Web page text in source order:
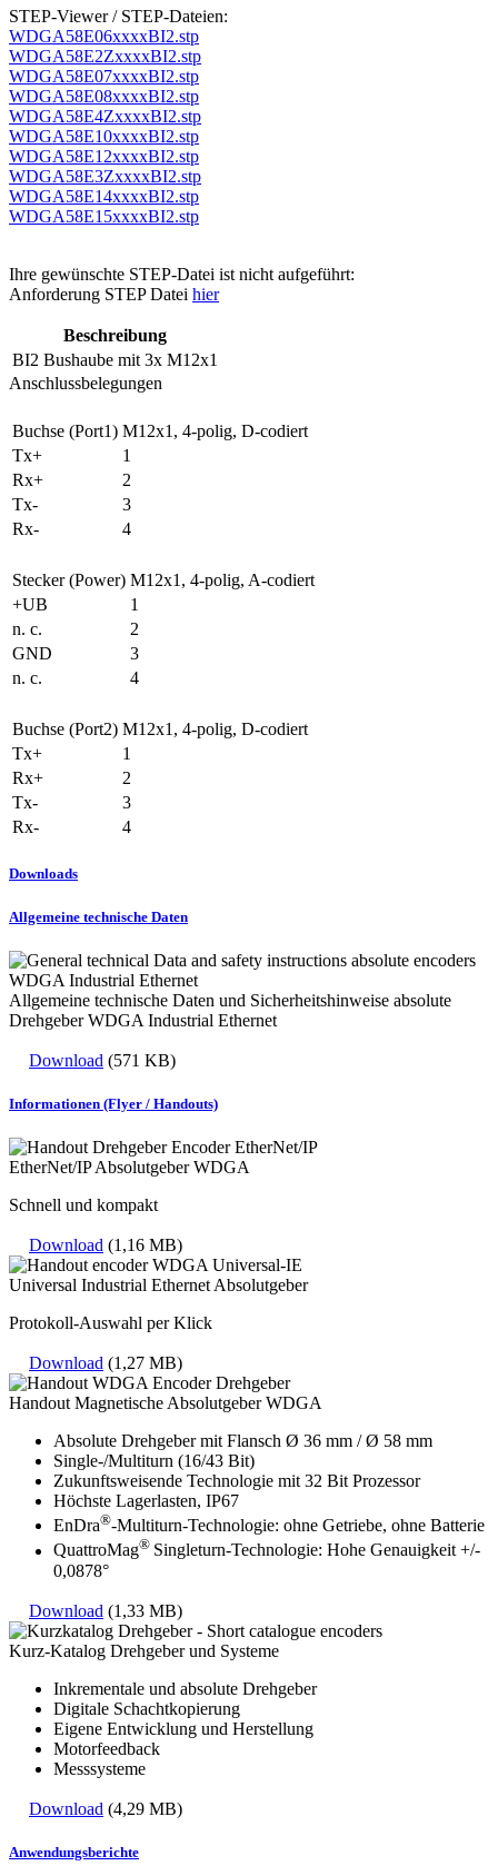
STEP-Viewer / STEP-Dateien:
WDGA58E06xxxxBI2.stp
WDGA58E2ZxxxxBI2.stp
WDGA58E07xxxxBI2.stp
WDGA58E08xxxxBI2.stp
WDGA58E4ZxxxxBI2.stp
WDGA58E10xxxxBI2.stp
WDGA58E12xxxxBI2.stp
WDGA58E3ZxxxxBI2.stp
WDGA58E14xxxxBI2.stp
WDGA58E15xxxxBI2.stp
Ihre gewünschte STEP-Datei ist nicht aufgeführt:
Anforderung STEP Datei hier
Beschreibung
BI2 Bushaube mit 3x M12x1
Anschlussbelegungen
Buchse (Port1) M12x1, 4-polig, D-codiert
Tx+
1
Rx+
2
Tx-
3
Rx-
4
Stecker (Power) M12x1, 4-polig, A-codiert
+UB
1
n. c.
2
GND
3
n. c.
4
Buchse (Port2) M12x1, 4-polig, D-codiert
Tx+
1
Rx+
2
Tx-
3
Rx-
4
Downloads
Allgemeine technische Daten
Allgemeine technische Daten und Sicherheitshinweise absolute
Drehgeber WDGA Industrial Ethernet
Download (571 KB)
Informationen (Flyer / Handouts)
EtherNet/IP Absolutgeber WDGA
Schnell und kompakt
Download (1,16 MB)
Universal Industrial Ethernet Absolutgeber
Protokoll-Auswahl per Klick
Download (1,27 MB)
Handout Magnetische Absolutgeber WDGA
Absolute Drehgeber mit Flansch Ø 36 mm / Ø 58 mm
Single-/Multiturn (16/43 Bit)
Zukunftsweisende Technologie mit 32 Bit Prozessor
Höchste Lagerlasten, IP67
EnDra®-Multiturn-Technologie: ohne Getriebe, ohne Batterie
QuattroMag® Singleturn-Technologie: Hohe Genauigkeit +/-
0,0878°
Download (1,33 MB)
Kurz-Katalog Drehgeber und Systeme
Inkrementale und absolute Drehgeber
Digitale Schachtkopierung
Eigene Entwicklung und Herstellung
Motorfeedback
Messsysteme
Download (4,29 MB)
Anwendungsberichte